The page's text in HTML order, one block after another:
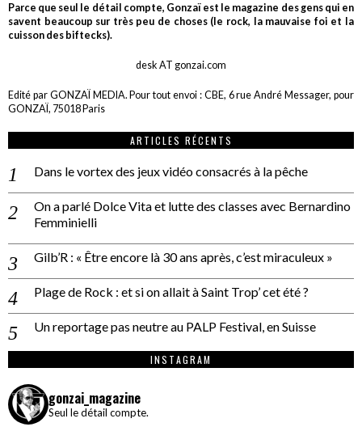
Parce que seul le détail compte, Gonzaï est le magazine des gens qui en
savent beaucoup sur très peu de choses (le rock, la mauvaise foi et la
cuisson des biftecks).
desk AT gonzai.com
Edité par GONZAÏ MEDIA. Pour tout envoi : CBE, 6 rue André Messager, pour
GONZAÏ, 75018 Paris
ARTICLES RÉCENTS
Dans le vortex des jeux vidéo consacrés à la pêche
On a parlé Dolce Vita et lutte des classes avec Bernardino
Femminielli
Gilb’R : « Être encore là 30 ans après, c’est miraculeux »
Plage de Rock : et si on allait à Saint Trop’ cet été ?
Un reportage pas neutre au PALP Festival, en Suisse
INSTAGRAM
gonzai_magazine
Seul le détail compte.